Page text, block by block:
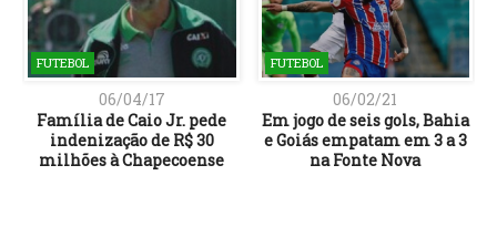
FUTEBOL
06/04/17
Família de Caio Jr. pede
indenização de R$ 30
milhões à Chapecoense
FUTEBOL
06/02/21
Em jogo de seis gols, Bahia
e Goiás empatam em 3 a 3
na Fonte Nova